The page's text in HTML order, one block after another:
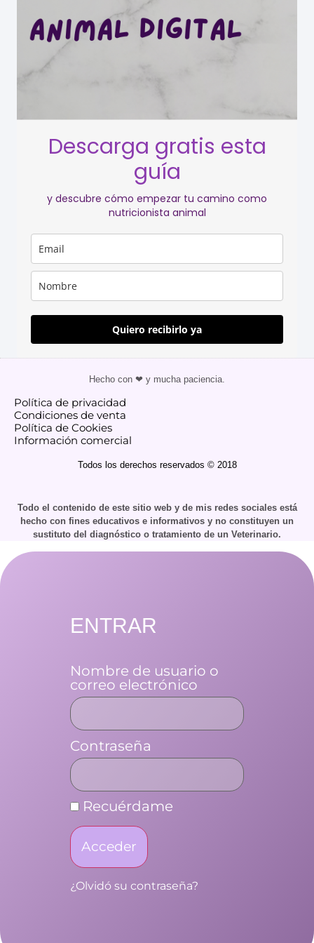
Descarga gratis esta
guía
y descubre cómo empezar tu camino como
nutricionista animal
Quiero recibirlo ya
Hecho con ❤ y mucha paciencia.
Política de privacidad
Condiciones de venta
Política de Cookies
Información comercial
Todos los derechos reservados © 2018
Todo el contenido de este sitio web y de mis redes sociales está
hecho con fines educativos e informativos y no constituyen un
sustituto del diagnóstico o tratamiento de un Veterinario.
ENTRAR
Nombre de usuario o
correo electrónico
Contraseña
Recuérdame
Acceder
¿Olvidó su contraseña?